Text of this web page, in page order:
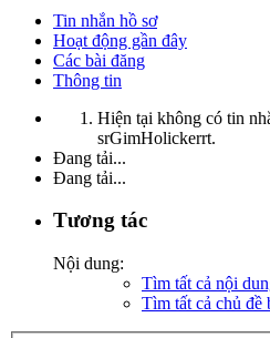
Tin nhắn hồ sơ
Hoạt động gần đây
Các bài đăng
Thông tin
Hiện tại không có tin
srGimHolickerrt.
Đang tải...
Đang tải...
Tương tác
Nội dung:
Tìm tất cả nội
Tìm tất cả chủ